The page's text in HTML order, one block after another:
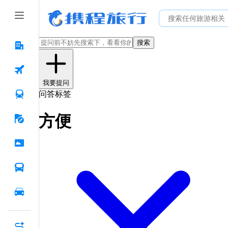
搜索
我要提问
问答标签
方便